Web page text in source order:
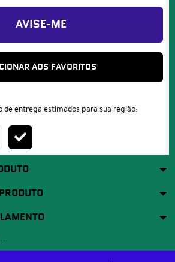
AVISE-ME
AOS FAVORITOS
de entrega estimados para sua região: